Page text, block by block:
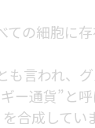
ての細胞に
言われ、グ
ー通貨”と
合成してい